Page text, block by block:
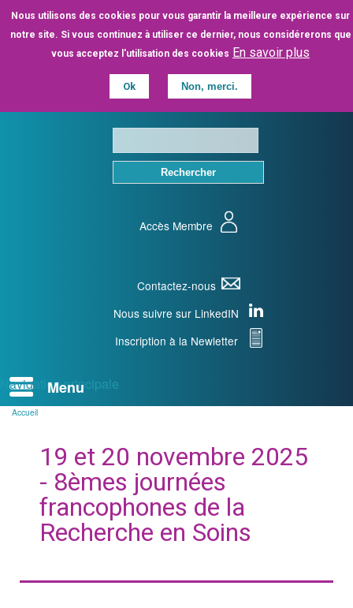
Nous utilisons des cookies pour vous garantir la meilleure expérience sur
notre site. Si vous continuez à utiliser ce dernier, nous considérerons que
vous acceptez l'utilisation des cookies En savoir plus
Ok Non, merci.
Aller
au
contenu
Accès Membre
Contactez-nous
Nous suivre sur LinkedIN
Inscription à la Newletter
Navigation principale
Accueil
19 et 20 novembre 2025
- 8èmes journées
francophones de la
Recherche en Soins